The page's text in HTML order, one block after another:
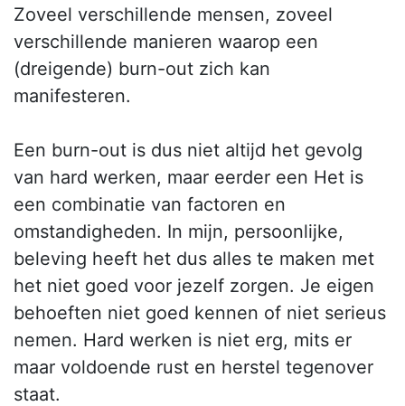
Zoveel verschillende mensen, zoveel
verschillende manieren waarop een
(dreigende) burn-out zich kan
manifesteren.
Een burn-out is dus niet altijd het gevolg
van hard werken, maar eerder een Het is
een combinatie van factoren en
omstandigheden. In mijn, persoonlijke,
beleving heeft het dus alles te maken met
het niet goed voor jezelf zorgen. Je eigen
behoeften niet goed kennen of niet serieus
nemen. Hard werken is niet erg, mits er
maar voldoende rust en herstel tegenover
staat.